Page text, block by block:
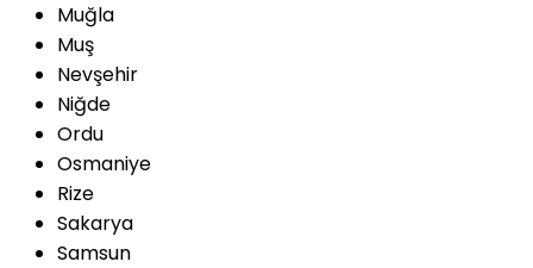
Muğla
Muş
Nevşehir
Niğde
Ordu
Osmaniye
Rize
Sakarya
Samsun